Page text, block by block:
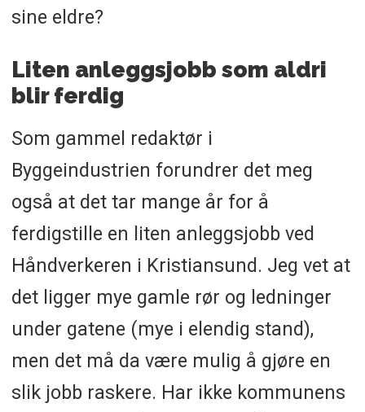
sine eldre?
Liten anleggsjobb som aldri
blir ferdig
Som gammel redaktør i
Byggeindustrien forundrer det meg
også at det tar mange år for å
ferdigstille en liten anleggsjobb ved
Håndverkeren i Kristiansund. Jeg vet at
det ligger mye gamle rør og ledninger
under gatene (mye i elendig stand),
men det må da være mulig å gjøre en
slik jobb raskere. Har ikke kommunens